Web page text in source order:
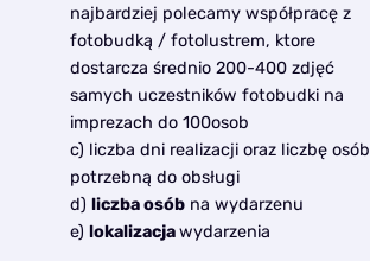
najbardziej polecamy współpracę z
fotobudką / fotolustrem, ktore
dostarcza średnio 200-400 zdjęć
samych uczestników fotobudki na
imprezach do 100osob
c) liczba dni realizacji oraz liczbę osób
potrzebną do obsługi
d)liczba osób na wydarzenu
e)lokalizacjawydarzenia